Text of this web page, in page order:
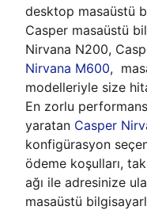
desktop masaüstü
Casper masaüstü
Nirvana N200,
Nirvana M600,
modelleriyle size
En zorlu
yaratan Casper
konfigürasyon
ödeme koşulları,
ağı ile adresinize
masaüstü